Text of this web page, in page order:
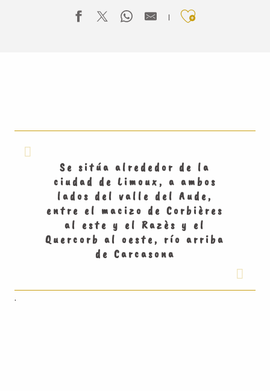
Ajouter aux
Se sitúa alrededor de la
ciudad de Limoux, a ambos
lados del valle del Aude,
entre el macizo de Corbières
al este y el Razès y el
Quercorb al oeste, río arriba
de Carcasona
.